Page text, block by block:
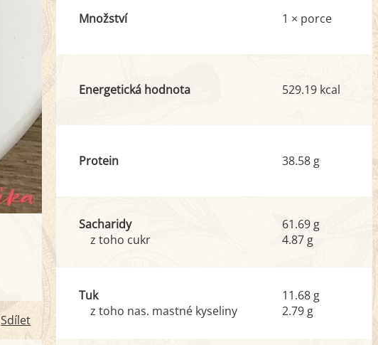
Sdílet
Množství 1 × porce
Energetická hodnota 529.19 kcal
Protein 38.58 g
Sacharidy
z toho cukr
61.69 g
4.87 g
Tuk
z toho nas. mastné kyseliny
11.68 g
2.79 g